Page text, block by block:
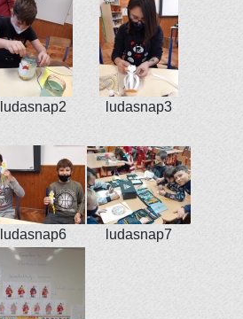
ludasnap2 ludasnap3
ludasnap6 ludasnap7